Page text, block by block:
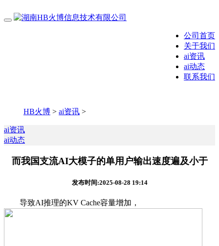
公司首页
关于我们
ai资讯
ai动态
联系我们
HB火博 > ai资讯 >
ai资讯
ai动态
而我国支流AI大模子的单用户输出速度遍及小于
发布时间:2025-08-28 19:14
导致AI推理的KV Cache容量增加，